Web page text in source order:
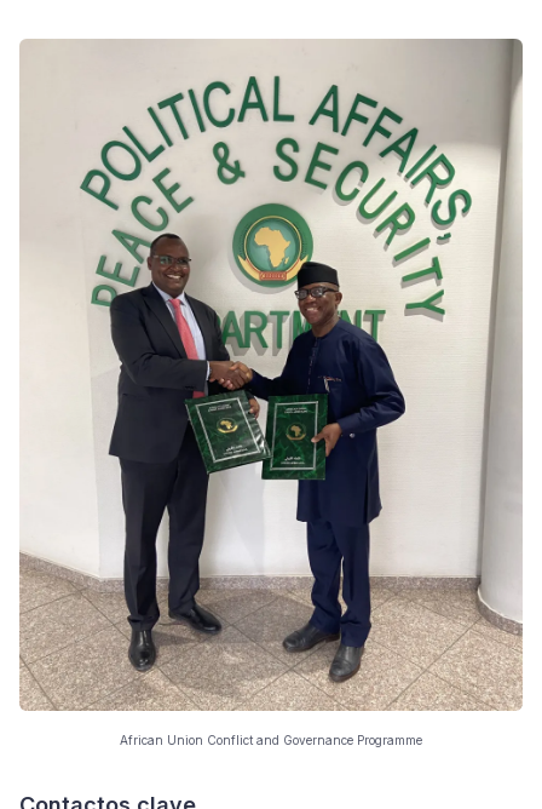
African Union Conflict and Governance Programme